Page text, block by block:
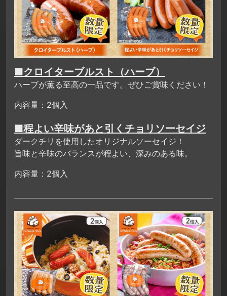
■クロイターブルスト（ハーブ）
ハーブが薫る至高の一品です。ぜひご賞味ください！
内容量：2個入
■程よい辛味があと引くチョリソーセイジ
ダークチリを使用したオリジナルソーセイジ！
旨味と辛味のバランスが程よい、深みのある味。
内容量：2個入